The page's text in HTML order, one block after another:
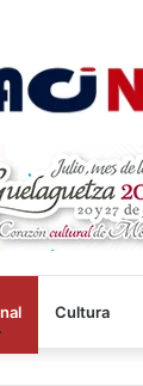
Cultura